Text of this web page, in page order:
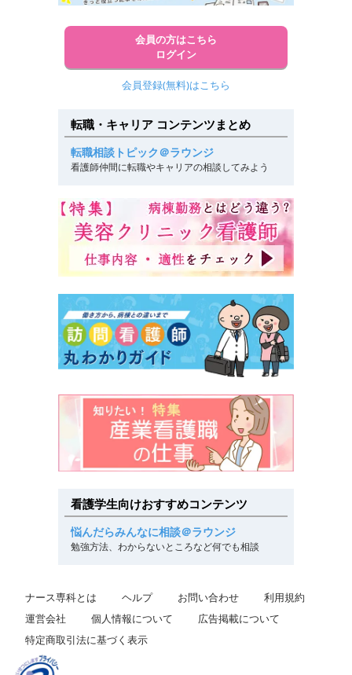
会員の方はこちら
ログイン
会員登録(無料)はこちら
転職・キャリア コンテンツまとめ
転職相談トピック＠ラウンジ
看護師仲間に転職やキャリアの相談してみよう
看護学生向けおすすめコンテンツ
悩んだらみんなに相談＠ラウンジ
勉強方法、わからないところなど何でも相談
ナース専科とは ヘルプ お問い合わせ
利用規約
運営会社
個人情報について
広告掲載について
特定商取引法に基づく表示